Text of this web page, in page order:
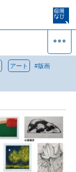
アート #版画